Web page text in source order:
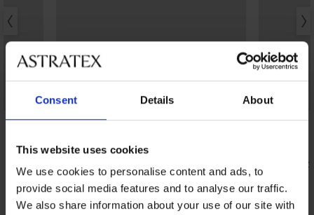
Consent Details About
This website uses cookies
We use cookies to personalise content and ads, to
provide social media features and to analyse our traffic.
We also share information about your use of our site with
5
stroju
-20% BRA20
4,9
Biustonosz zmniejszający Spacer 3D Gia
Minimizer
222,99 zł
178,39 zł
kod: BRA20
Bestseller
222,99 zł